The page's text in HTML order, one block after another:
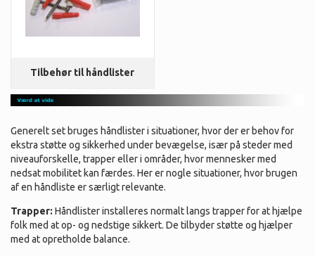
Tilbehør til håndlister
Generelt set bruges håndlister i situationer, hvor der er behov for
ekstra støtte og sikkerhed under bevægelse, især på steder med
niveauforskelle, trapper eller i områder, hvor mennesker med
nedsat mobilitet kan færdes. Her er nogle situationer, hvor brugen
af en håndliste er særligt relevante.
Trapper: Håndlister installeres normalt langs trapper for at hjælpe
folk med at op- og nedstige sikkert. De tilbyder støtte og hjælper
med at opretholde balance.